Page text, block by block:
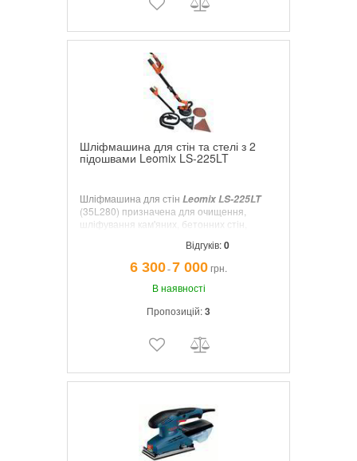
Шліфмашина для стін та стелі з 2
підошвами Leomix LS-225LT
Шліфмашина для стін Leomix LS-225LT
(35L280) призначена для очищення,
шліфування кам'яних, бетонних стін,
шпакльованого гіпсокартону та шпаклівки,
має дві знімні підошви трикутну і круглу та,
поставляється в кейсі.
Відгуків:0
6 300¯7 000грн.
В наявності
Пропозицій:3